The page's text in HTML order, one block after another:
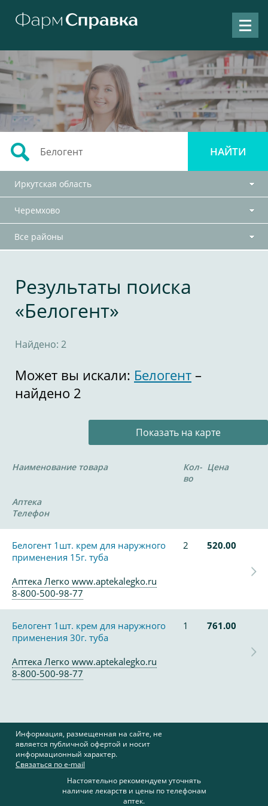
Иркутская область
Черемхово
Все районы
Результаты поиска
«Белогент»
Найдено: 2
Может вы искали: Белогент –
найдено 2
Показать на карте
Наименование товара
Кол-
во
Цена
Аптека
Телефон
Белогент 1шт. крем для наружного
применения 15г. туба
2 520.00
Аптека Легко www.aptekalegko.ru
8-800-500-98-77
Белогент 1шт. крем для наружного
применения 30г. туба
1 761.00
Аптека Легко www.aptekalegko.ru
8-800-500-98-77
Информация, размещенная на сайте, не
является публичной офертой и носит
информационный характер.
Связаться по e-mail
Настоятельно рекомендуем уточнять
наличие лекарств и цены по телефонам
аптек.